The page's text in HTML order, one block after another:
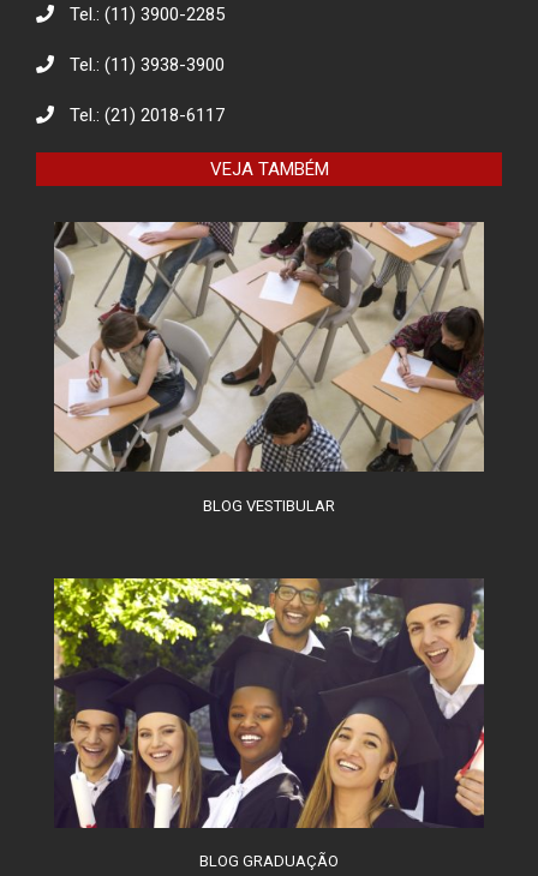
Eco Eletrônicos: Promovendo a
Responsável
O combate à desinformação na
Tel.: (11) 3900-2285
Tel.: (11) 3938-3900
Tel.: (21) 2018-6117
VEJA TAMBÉM
BLOG VESTIBULAR
BLOG GRADUAÇÃO